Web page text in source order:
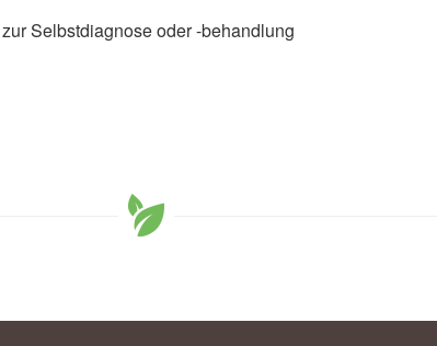
Selbstdiagnose oder -behandlung